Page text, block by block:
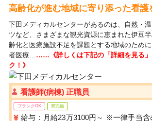
高齢化が進む地域に寄り添った看護
下田メディカルセンターがあるのは、自然・
ツなど、さまざまな観光資源に恵まれた伊豆
齢化と医療施設不足を課題とする地域のため
者医療… ……《詳しくは下記の「詳細を見る」
ク！》
看護師(病棟) 正職員
ブランクOK 寮完備
給与：月給23万3100円～ ※一律手当